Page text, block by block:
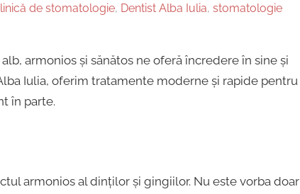
de stomatologie, Dentist Alba Iulia, stomatologie
armonios și sănătos ne oferă încredere în sine și
Iulia, oferim tratamente moderne și rapide pentru
în parte.
armonios al dinților și gingiilor. Nu este vorba doar